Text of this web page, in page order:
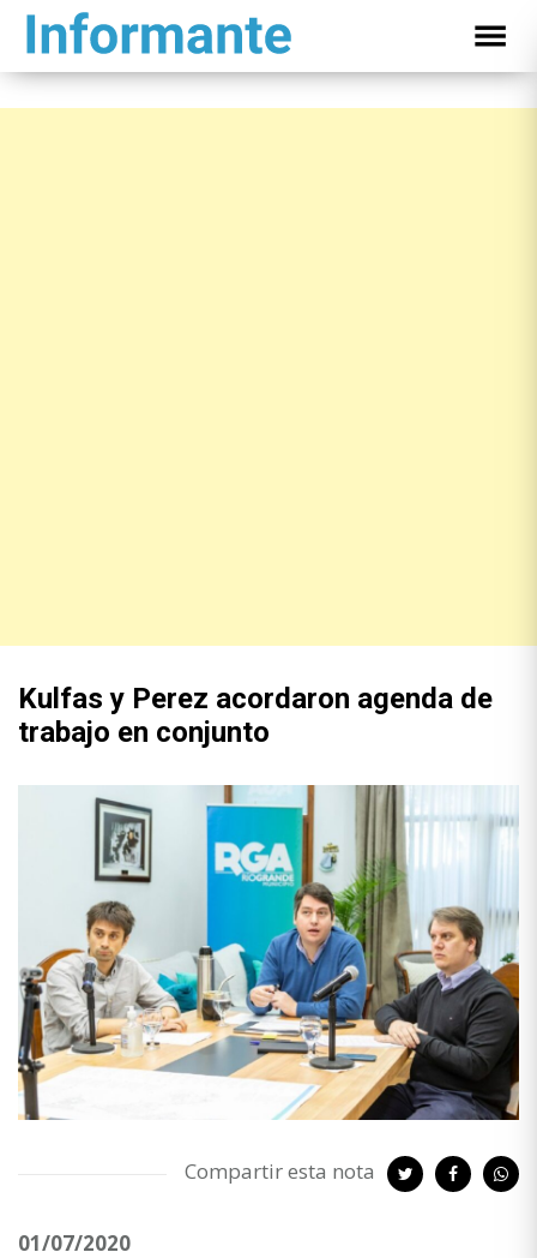
Kulfas y Perez acordaron agenda de
trabajo en conjunto
Compartir esta nota
01/07/2020